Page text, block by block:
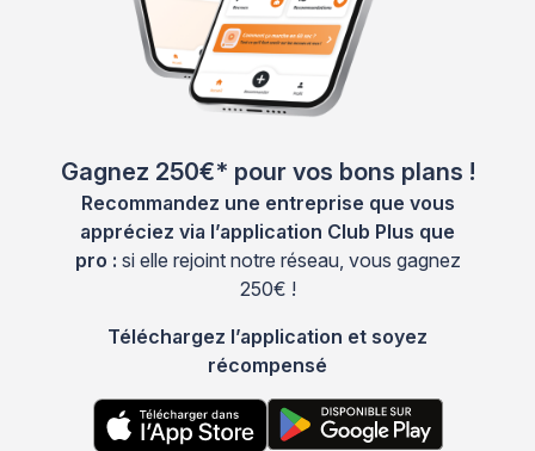
Gagnez 250€* pour vos bons plans !
Recommandez une entreprise que vous
appréciez via l’application Club Plus que
pro : si elle rejoint notre réseau, vous gagnez
250€ !
Téléchargez l’application et soyez
récompensé